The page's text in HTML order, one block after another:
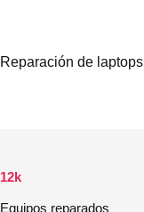
Reparación de laptops
12k
Equipos reparados